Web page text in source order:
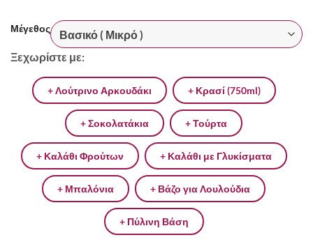
Μέγεθος
Ξεχωρίστε με:
+ Λούτρινο Αρκουδάκι + Κρασί (750ml)
+ Σοκολατάκια + Τούρτα
+ Καλάθι Φρούτων + Καλάθι με Γλυκίσματα
+ Μπαλόνια + Βάζο για Λουλούδια
+ Πύλινη Βάση